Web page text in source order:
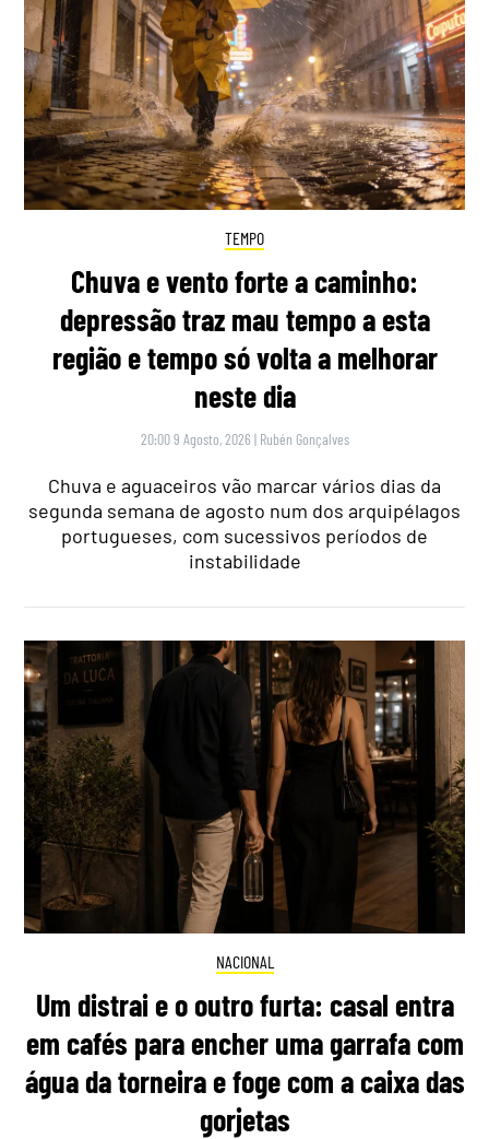
TEMPO
Chuva e vento forte a caminho:
depressão traz mau tempo a esta
região e tempo só volta a melhorar
neste dia
20:00 9 Agosto, 2026 | Rubén Gonçalves
Chuva e aguaceiros vão marcar vários dias da
segunda semana de agosto num dos arquipélagos
portugueses, com sucessivos períodos de
instabilidade
NACIONAL
Um distrai e o outro furta: casal entra
em cafés para encher uma garrafa com
água da torneira e foge com a caixa das
gorjetas